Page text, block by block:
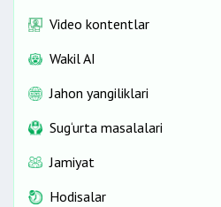
Video kontentlar
Wakil AI
Jahon yangiliklari
Sug‘urta masalalari
Jamiyat
Hodisalar